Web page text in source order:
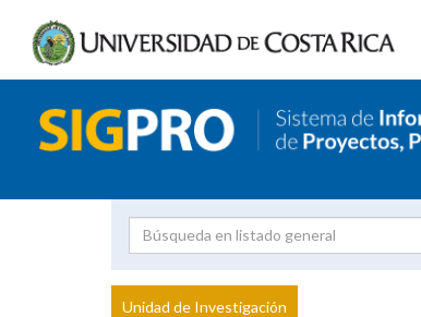
Proyecto
Investigador
Unidad de Investigación